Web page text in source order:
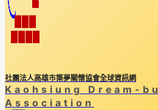
社團法人高雄市築夢關懷協會全球資訊網
Kaohsiung Dream-
Association